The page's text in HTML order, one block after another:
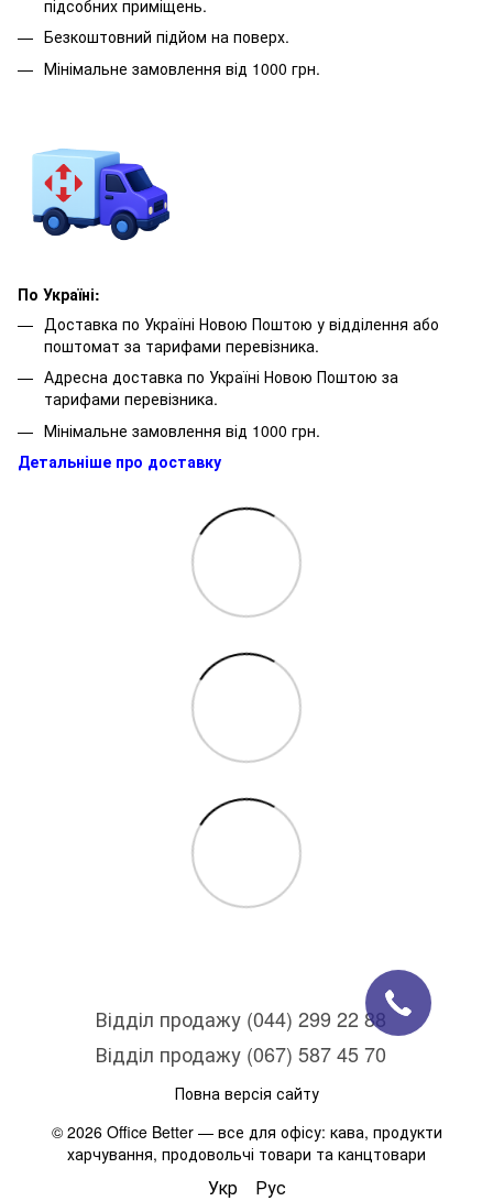
підсобних приміщень.
Безкоштовний підйом на поверх.
Мінімальне замовлення від 1000 грн.
По Україні:
Доставка по Україні Новою Поштою у відділення або
поштомат за тарифами перевізника.
Адресна доставка по Україні Новою Поштою за
тарифами перевізника.
Мінімальне замовлення від 1000 грн.
Детальніше про доставку
Відділ продажу (044) 299 22 88
Відділ продажу (067) 587 45 70
Повна версія сайту
© 2026 Office Better — все для офісу: кава, продукти
харчування, продовольчі товари та канцтовари
Укр Рус